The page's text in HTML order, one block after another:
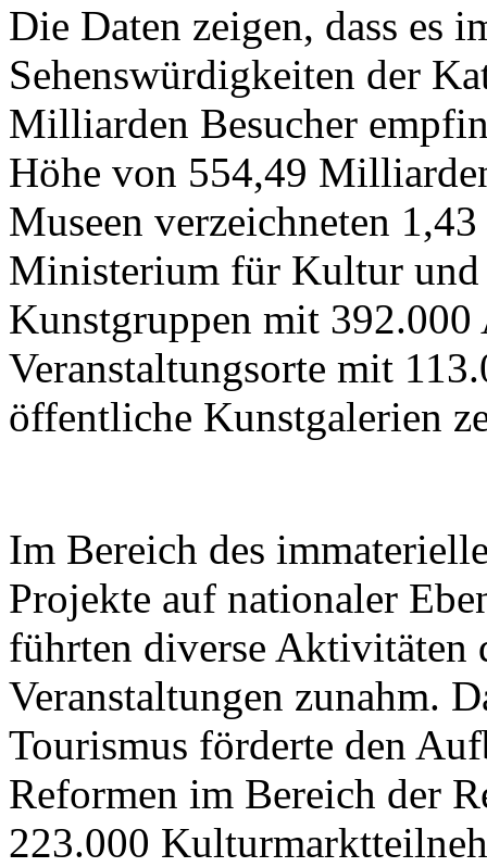
Die Daten zeigen, dass es
Sehenswürdigkeiten der
Milliarden Besucher
Höhe von 554,49
Museen verzeichneten
Ministerium für Kultur und
Kunstgruppen mit
Veranstaltungsorte mit
öffentliche Kunstgalerien
Im Bereich des
Projekte auf nationaler
führten diverse Aktivitäten
Veranstaltungen zunahm.
Tourismus förderte den
Reformen im Bereich der
223.000